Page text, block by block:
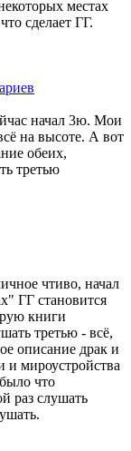
местах
сделает ГГ.
начал 3ю. Мои
на высоте. А вот
обеих,
третью
чтиво, начал
ГГ становится
книги
третью - всё,
описание драк и
и мироустройства
что
раз слушать